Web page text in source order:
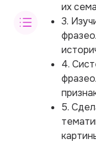
их
3.
4.
5.